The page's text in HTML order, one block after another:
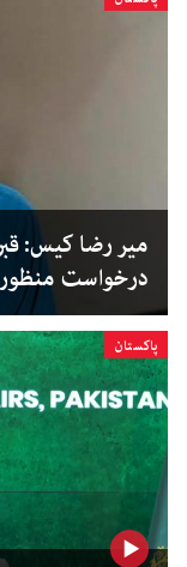
میر رضا کیس:
درخواست
پاکستان